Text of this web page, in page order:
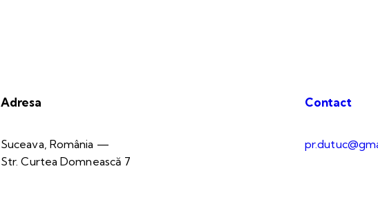
Adresa
Suceava, România —
Str. Curtea Domnească 7
Contact